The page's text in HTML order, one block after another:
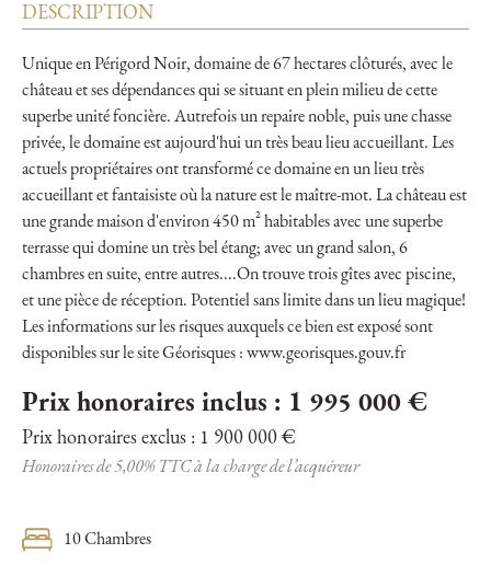
DESCRIPTION
Unique en Périgord Noir, domaine de 67 hectares clôturés, avec le
château et ses dépendances qui se situant en plein milieu de cette
superbe unité foncière. Autrefois un repaire noble, puis une chasse
privée, le domaine est aujourd'hui un très beau lieu accueillant. Les
actuels propriétaires ont transformé ce domaine en un lieu très
accueillant et fantaisiste où la nature est le maître-mot. La château est
une grande maison d'environ 450 m² habitables avec une superbe
terrasse qui domine un très bel étang; avec un grand salon, 6
chambres en suite, entre autres....On trouve trois gîtes avec piscine,
et une pièce de réception. Potentiel sans limite dans un lieu magique!
Les informations sur les risques auxquels ce bien est exposé sont
disponibles sur le site Géorisques : www.georisques.gouv.fr
Prix honoraires inclus : 1 995 000 €
Prix honoraires exclus : 1 900 000 €
Honoraires de 5,00% TTC à la charge de l’acquéreur
10 Chambres